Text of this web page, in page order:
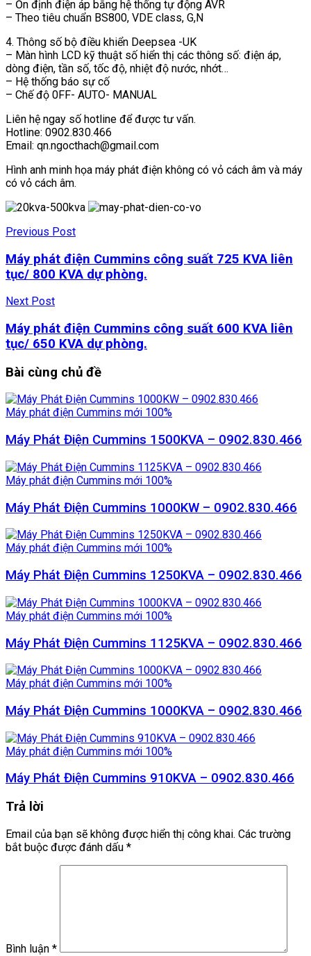
– Ổn định điện áp bằng hệ thống tự động AVR
– Theo tiêu chuẩn BS800, VDE class, G,N
4. Thông số bộ điều khiển Deepsea -UK
– Màn hình LCD kỹ thuật số hiển thị các thông số: điện áp,
dòng điện, tần số, tốc độ, nhiệt độ nước, nhớt…
– Hệ thống báo sự cố
– Chế độ 0FF- AUTO- MANUAL
Liên hệ ngay số hotline để được tư vấn.
Hotline: 0902.830.466
Email: qn.ngocthach@gmail.com
Hình anh minh họa máy phát điện không có vỏ cách âm và máy
có vỏ cách âm.
Previous Post
Máy phát điện Cummins công suất 725 KVA liên
tục/ 800 KVA dự phòng.
Next Post
Máy phát điện Cummins công suất 600 KVA liên
tục/ 650 KVA dự phòng.
Bài cùng chủ đề
Máy phát điện Cummins mới 100%
Máy Phát Điện Cummins 1500KVA – 0902.830.466
Máy phát điện Cummins mới 100%
Máy Phát Điện Cummins 1000KW – 0902.830.466
Máy phát điện Cummins mới 100%
Máy Phát Điện Cummins 1250KVA – 0902.830.466
Máy phát điện Cummins mới 100%
Máy Phát Điện Cummins 1125KVA – 0902.830.466
Máy phát điện Cummins mới 100%
Máy Phát Điện Cummins 1000KVA – 0902.830.466
Máy phát điện Cummins mới 100%
Máy Phát Điện Cummins 910KVA – 0902.830.466
Trả lời
Email của bạn sẽ không được hiển thị công khai. Các trường
bắt buộc được đánh dấu *
Bình luận *